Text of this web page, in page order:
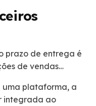
prazo de entrega é
de vendas…
uma plataforma, a
integrada ao